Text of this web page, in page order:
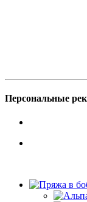
Персональные